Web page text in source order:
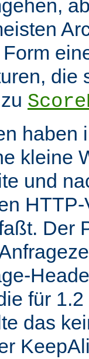
die
haben
kleine
und
Der
für
das